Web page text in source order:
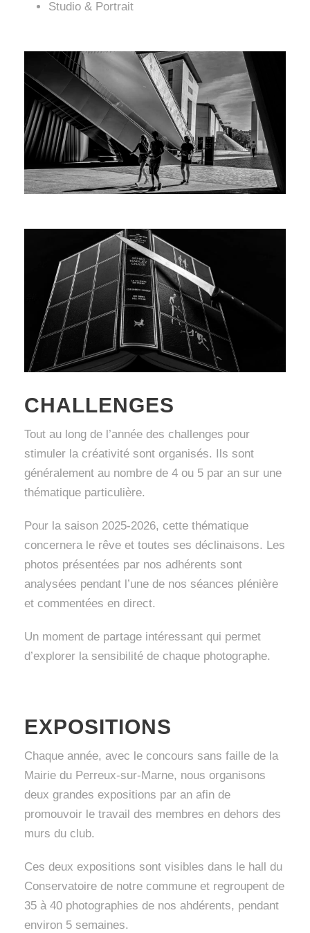
Studio & Portrait
CHALLENGES
Tout au long de l’année des challenges pour
stimuler la créativité sont organisés. Ils sont
généralement au nombre de 4 ou 5 par an sur une
thématique particulière.
Pour la saison 2025-2026, cette thématique
concernera le rêve et toutes ses déclinaisons. Les
photos présentées par nos adhérents sont
analysées pendant l’une de nos séances plénière
et commentées en direct.
Un moment de partage intéressant qui permet
d’explorer la sensibilité de chaque photographe.
EXPOSITIONS
Chaque année, avec le concours sans faille de la
Mairie du Perreux-sur-Marne, nous organisons
deux grandes expositions par an afin de
promouvoir le travail des membres en dehors des
murs du club.
Ces deux expositions sont visibles dans le hall du
Conservatoire de notre commune et regroupent de
35 à 40 photographies de nos ahdérents, pendant
environ 5 semaines.